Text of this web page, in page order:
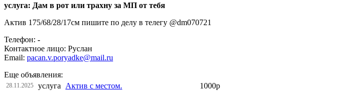
услуга: Дам в рот или трахну за МП от тебя
Актив 175/68/28/17см пишите по делу в телегу @dm070721
Телефон: -
Контактное лицо: Руслан
Email: pacan.v.poryadke@mail.ru
Еще объявления:
28.11.2025 услуга Актив с местом. 1000р